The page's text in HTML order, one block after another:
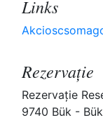
Links
Rezervaţie
Rezervaţie
9740 Bük -